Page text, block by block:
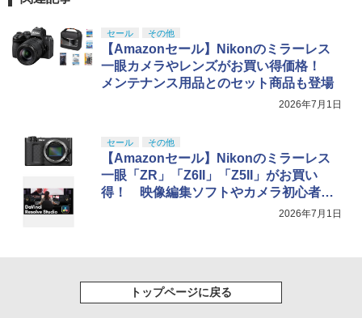
セール その他
【Amazonセール】Nikonのミラーレス
一眼カメラやレンズがお買い得価格！
メンテナンス用品とのセット商品も登場
2026年7月1日
セール その他
【Amazonセール】Nikonのミラーレス
一眼「ZR」「Z6II」「Z5II」がお買い
得！ 映像編集ソフトやカメラ初心者キ
2026年7月1日
トップページに戻る